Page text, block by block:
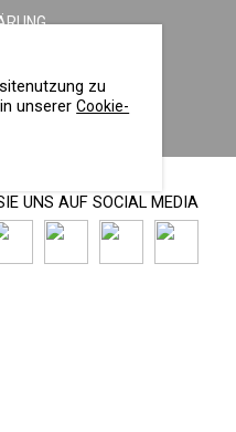
UNS AUF SOCIAL MEDIA
zu
unsererCookie-